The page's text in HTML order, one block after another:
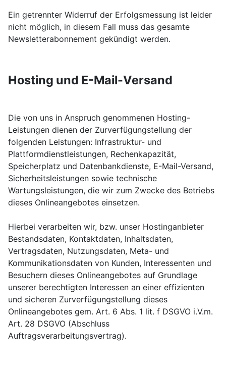
Ein getrennter Widerruf der Erfolgsmessung ist leider
nicht möglich, in diesem Fall muss das gesamte
Newsletterabonnement gekündigt werden.
Hosting und E-Mail-Versand
Die von uns in Anspruch genommenen Hosting-
Leistungen dienen der Zurverfügungstellung der
folgenden Leistungen: Infrastruktur- und
Plattformdienstleistungen, Rechenkapazität,
Speicherplatz und Datenbankdienste, E-Mail-Versand,
Sicherheitsleistungen sowie technische
Wartungsleistungen, die wir zum Zwecke des Betriebs
dieses Onlineangebotes einsetzen.
Hierbei verarbeiten wir, bzw. unser Hostinganbieter
Bestandsdaten, Kontaktdaten, Inhaltsdaten,
Vertragsdaten, Nutzungsdaten, Meta- und
Kommunikationsdaten von Kunden, Interessenten und
Besuchern dieses Onlineangebotes auf Grundlage
unserer berechtigten Interessen an einer effizienten
und sicheren Zurverfügungstellung dieses
Onlineangebotes gem. Art. 6 Abs. 1 lit. f DSGVO i.V.m.
Art. 28 DSGVO (Abschluss
Auftragsverarbeitungsvertrag).